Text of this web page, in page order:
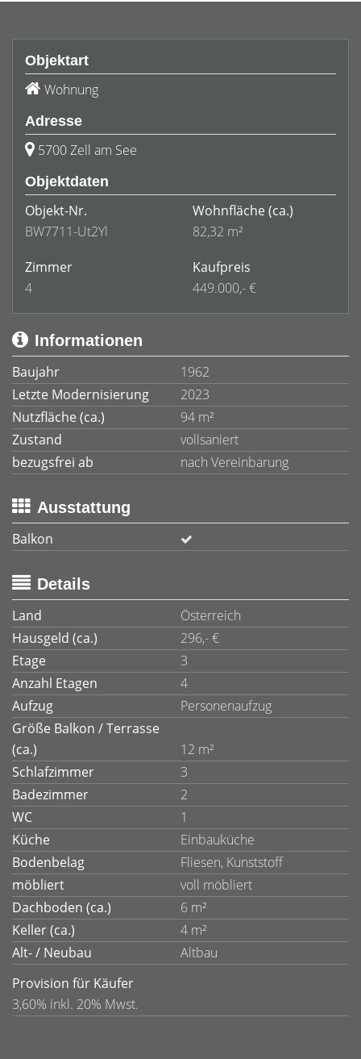
Objektart
Wohnung
Adresse
5700 Zell am See
Objektdaten
Objekt-Nr.
BW7711-Ut2Yl
Wohnfläche (ca.)
82,32 m²
Zimmer
4
Kaufpreis
449.000,- €
Informationen
Baujahr
1962
Letzte Modernisierung
2023
Nutzfläche (ca.)
94 m²
Zustand
vollsaniert
bezugsfrei ab
nach Vereinbarung
Ausstattung
Balkon
Details
Land
Österreich
Hausgeld (ca.)
296,- €
Etage
3
Anzahl Etagen
4
Aufzug
Personenaufzug
Größe Balkon / Terrasse
(ca.)
12 m²
Schlafzimmer
3
Badezimmer
2
WC
1
Küche
Einbauküche
Bodenbelag
Fliesen, Kunststoff
möbliert
voll möbliert
Dachboden (ca.)
6 m²
Keller (ca.)
4 m²
Alt- / Neubau
Altbau
Provision für Käufer
3,60% inkl. 20% Mwst.